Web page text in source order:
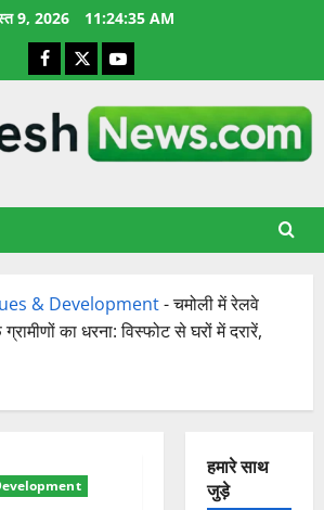
9, 2026 11:24:36 AM
Facebook
X YouTube
& Development-चमोली में रेलवे
का धरना: विस्फोट से घरों में दरारें,
हमारे साथ
जुड़े